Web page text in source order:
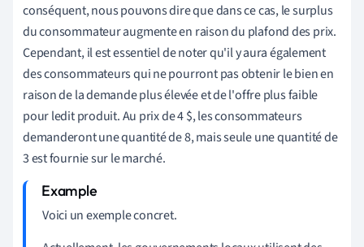
conséquent, nous pouvons dire que dans ce cas, le surplus
du consommateur augmente en raison du plafond des prix.
Cependant, il est essentiel de noter qu'il y aura également
des consommateurs qui ne pourront pas obtenir le bien en
raison de la demande plus élevée et de l'offre plus faible
pour ledit produit. Au prix de 4 $, les consommateurs
demanderont une quantité de 8, mais seule une quantité de
3 est fournie sur le marché.
Voici un exemple concret.